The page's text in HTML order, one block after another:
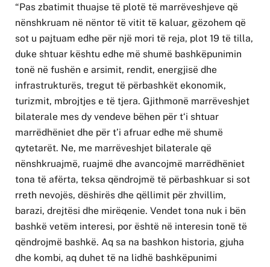
“Pas zbatimit thuajse të plotë të marrëveshjeve që
nënshkruam në nëntor të vitit të kaluar, gëzohem që
sot u pajtuam edhe për një mori të reja, plot 19 të tilla,
duke shtuar kështu edhe më shumë bashkëpunimin
tonë në fushën e arsimit, rendit, energjisë dhe
infrastrukturës, tregut të përbashkët ekonomik,
turizmit, mbrojtjes e të tjera. Gjithmonë marrëveshjet
bilaterale mes dy vendeve bëhen për t‘i shtuar
marrëdhëniet dhe për t’i afruar edhe më shumë
qytetarët. Ne, me marrëveshjet bilaterale që
nënshkruajmë, ruajmë dhe avancojmë marrëdhëniet
tona të afërta, teksa qëndrojmë të përbashkuar si sot
rreth nevojës, dëshirës dhe qëllimit për zhvillim,
barazi, drejtësi dhe mirëqenie. Vendet tona nuk i bën
bashkë vetëm interesi, por është në interesin tonë të
qëndrojmë bashkë. Aq sa na bashkon historia, gjuha
dhe kombi, aq duhet të na lidhë bashkëpunimi